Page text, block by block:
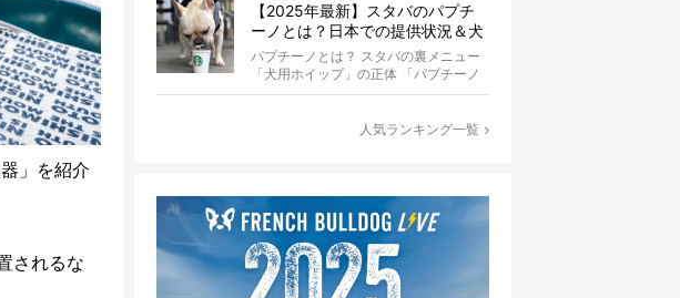
」を紹介
されるな
【2025年最新】スタバのパプチ
ーノとは？日本での提供状況＆犬
同伴OK店舗一覧も紹介！
パプチーノとは？ スタバの裏メニュー
「犬用ホイップ」の正体 「パプチーノ
（Puppuccino）」とは、紙コッ...
人気ランキング一覧